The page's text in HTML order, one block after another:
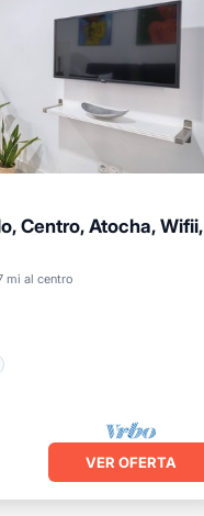
Centro, Atocha, Wifii,
mi al centro
VER OFERTA